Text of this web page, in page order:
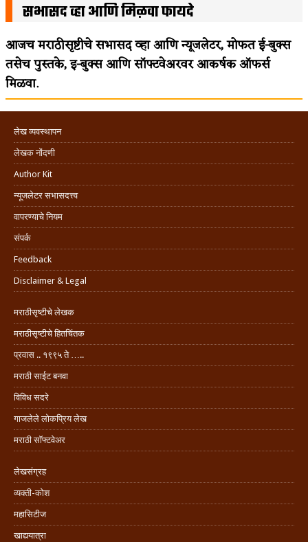
सभासद व्हा आणि मिळवा फायदे
आजच मराठीसृष्टीचे सभासद व्हा आणि न्यूजलेटर, मोफत ई-बुक्स
तसेच पुस्तके, इ-बुक्स आणि सॉफ्टवेअरवर आकर्षक ऑफर्स
मिळवा.
लेख व्यवस्थापन
लेखक नोंदणी
Author Kit
न्यूजलेटर सभासदत्त्व
वापरण्याचे नियम
संपर्क
Feedback
Disclaimer & Legal
मराठीसृष्टीचे लेखक
मराठीसृष्टीचे हितचिंतक
प्रवास .. १९९५ ते …..
मराठी साईट बनवा
विविध सदरे
गाजलेले लोकप्रिय लेख
मराठी सॉफ्टवेअर
लेखसंग्रह
व्यक्ती-कोश
महासिटीज
खाद्ययात्रा